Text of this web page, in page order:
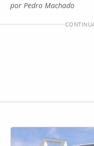
por Pedro Machado